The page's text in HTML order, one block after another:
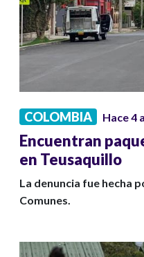
COLOMBIA Hace 4
Encuentran
en Teusaquillo
La denuncia fue hecha
Comunes.